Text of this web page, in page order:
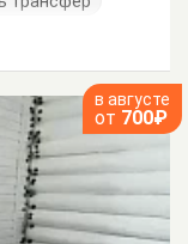
в августе
от 700₽